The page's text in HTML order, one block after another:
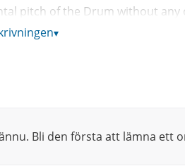
pitch of the Drum without any
skin, the custom blend of
BFSD was designed for the
drummer, make everyone
▾
Bli den första att lämna ett